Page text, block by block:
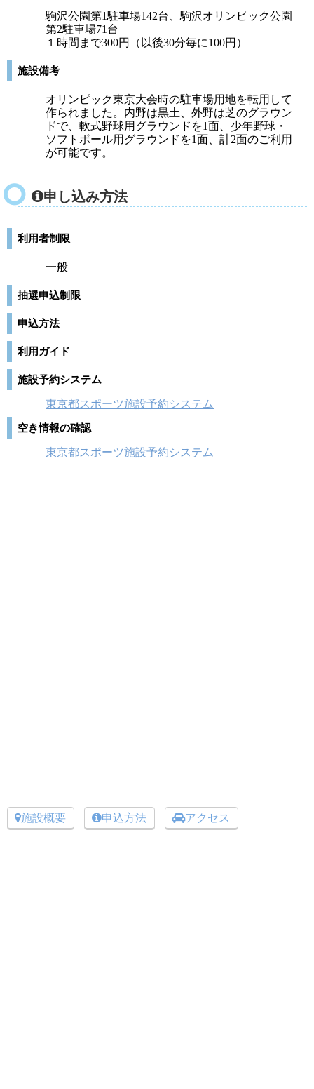
駒沢公園第1駐車場142台、駒沢オリンピック公園
第2駐車場71台
１時間まで300円（以後30分毎に100円）
施設備考
オリンピック東京大会時の駐車場用地を転用して
作られました。内野は黒土、外野は芝のグラウン
ドで、軟式野球用グラウンドを1面、少年野球・
ソフトボール用グラウンドを1面、計2面のご利用
が可能です。
申し込み方法
利用者制限
一般
抽選申込制限
申込方法
利用ガイド
施設予約システム
東京都スポーツ施設予約システム
空き情報の確認
東京都スポーツ施設予約システム
施設概要 申込方法 アクセス